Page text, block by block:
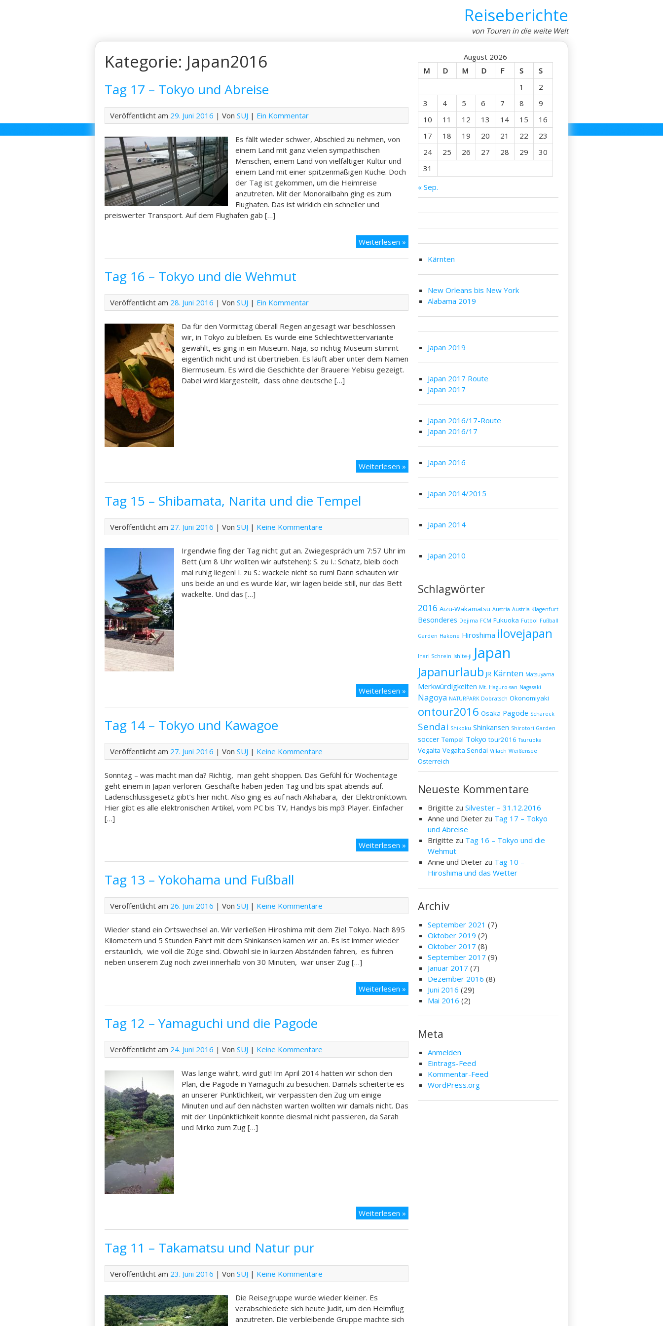
Reiseberichte
von Touren in die weite Welt
Kategorie: Japan2016
Tag 17 – Tokyo und Abreise
Veröffentlicht am 29. Juni 2016 | VonSUJ | Ein Kommentar
Es fällt wieder schwer, Abschied zu nehmen, von
einem Land mit ganz vielen sympathischen
Menschen, einem Land von vielfältiger Kultur und
einem Land mit einer spitzenmäßigen Küche. Doch
der Tag ist gekommen, um die Heimreise
anzutreten. Mit der Monorailbahn ging es zum
Flughafen. Das ist wirklich ein schneller und
preiswerter Transport. Auf dem Flughafen gab […]
Weiterlesen » Tag
Tokyo
Abreise
Tag 16 – Tokyo und die Wehmut
Veröffentlicht am 28. Juni 2016 | VonSUJ | Ein Kommentar
Da für den Vormittag überall Regen angesagt war beschlossen
wir, in Tokyo zu bleiben. Es wurde eine Schlechtwettervariante
gewählt, es ging in ein Museum. Naja, so richtig Museum stimmt
eigentlich nicht und ist übertrieben. Es läuft aber unter dem Namen
Biermuseum. Es wird die Geschichte der Brauerei Yebisu gezeigt.
Dabei wird klargestellt, dass ohne deutsche […]
Weiterlesen »
Tokyo
und
die
Wehmut
Tag 15 – Shibamata, Narita und die Tempel
Veröffentlicht am 27. Juni 2016 | VonSUJ | Keine Kommentare
Irgendwie fing der Tag nicht gut an. Zwiegespräch um 7:57 Uhr im
Bett (um 8 Uhr wollten wir aufstehen): S. zu I.: Schatz, bleib doch
mal ruhig liegen! I. zu S.: wackele nicht so rum! Dann schauten wir
uns beide an und es wurde klar, wir lagen beide still, nur das Bett
wackelte. Und das […]
Weiterlesen » Tag
Shibamata,
und
Tempel
Tag 14 – Tokyo und Kawagoe
Veröffentlicht am 27. Juni 2016 | VonSUJ | Keine Kommentare
Sonntag – was macht man da? Richtig, man geht shoppen. Das Gefühl für Wochentage
geht einem in Japan verloren. Geschäfte haben jeden Tag und bis spät abends auf.
Ladenschlussgesetz gibt’s hier nicht. Also ging es auf nach Akihabara, der Elektroniktown.
Hier gibt es alle elektronischen Artikel, vom PC bis TV, Handys bis mp3 Player. Einfacher
[…]
Weiterlesen »
und
Kawagoe
Tag 13 – Yokohama und Fußball
Veröffentlicht am 26. Juni 2016 | VonSUJ | Keine Kommentare
Wieder stand ein Ortswechsel an. Wir verließen Hiroshima mit dem Ziel Tokyo. Nach 895
Kilometern und 5 Stunden Fahrt mit dem Shinkansen kamen wir an. Es ist immer wieder
erstaunlich, wie voll die Züge sind. Obwohl sie in kurzen Abständen fahren, es fuhren
neben unserem Zug noch zwei innerhalb von 30 Minuten, war unser Zug […]
Weiterlesen »
Fußball
Tag 12 – Yamaguchi und die Pagode
Veröffentlicht am 24. Juni 2016 | VonSUJ | Keine Kommentare
Was lange währt, wird gut! Im April 2014 hatten wir schon den
Plan, die Pagode in Yamaguchi zu besuchen. Damals scheiterte es
an unserer Pünktlichkeit, wir verpassten den Zug um einige
Minuten und auf den nächsten warten wollten wir damals nicht. Das
mit der Unpünktlichkeit konnte diesmal nicht passieren, da Sarah
und Mirko zum Zug […]
Weiterlesen »
die
Tag 11 – Takamatsu und Natur pur
Veröffentlicht am 23. Juni 2016 | VonSUJ | Keine Kommentare
Die Reisegruppe wurde wieder kleiner. Es
verabschiedete sich heute Judit, um den Heimflug
anzutreten. Die verbleibende Gruppe machte sich
August 2026
M
D M D F S
S
1
2
3
4 5 6 7 8
9
10
11 12 13 14 15
16
17
18 19 20 21 22
23
24
25 26 27 28 29
30
31
« Sep.
Kärnten
New Orleans bis New York
Alabama 2019
Japan 2019
Japan 2017 Route
Japan 2017
Japan 2016/17-Route
Japan 2016/17
Japan 2016
Japan 2014/2015
Japan 2014
Japan 2010
Schlagwörter
2016 Aizu-Wakamatsu Austria Austria Klagenfurt
Besonderes Dejima FCM Fukuoka Futbol Fußball
Garden Hakone Hiroshima ilovejapan
Inari Schrein Ishite-ji Japan
Japanurlaub JR Kärnten Matsuyama
Merkwürdigkeiten Mt. Haguro-san Nagasaki
Nagoya NATURPARK Dobratsch Okonomiyaki
ontour2016 Osaka Pagode Schareck
Sendai Shikoku Shinkansen Shirotori Garden
soccer Tempel Tokyo tour2016 Tsuruoka
Vegalta Vegalta Sendai Villach Weißensee
Österreich
Neueste Kommentare
Brigitte zu Silvester – 31.12.2016
Anne und Dieterzu Tag 17 – Tokyo
und Abreise
Brigitte zu Tag 16 – Tokyo und die
Wehmut
Anne und Dieterzu Tag 10 –
Hiroshima und das Wetter
Archiv
September 2021 (7)
Oktober 2019 (2)
Oktober 2017 (8)
September 2017 (9)
Januar 2017 (7)
Dezember 2016 (8)
Juni 2016 (29)
Mai 2016 (2)
Meta
Anmelden
Eintrags-Feed
Kommentar-Feed
WordPress.org